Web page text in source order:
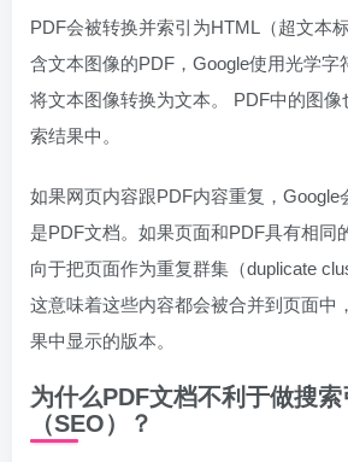
PDF会被转换并索引为HTML（超文本
含文本图像的PDF，Google使用光学字
将文本图像转换为文本。 PDF中的图
索结果中。
如果网页内容跟PDF内容重复，Google
是PDF文档。如果页面和PDF具有相同
向于把页面作为重复群集（duplicate
这意味着这些内容都会被合并到页面中
果中显示的版本。
为什么PDF文档不利于做搜
（SEO）？